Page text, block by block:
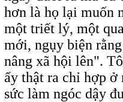
hơn là họ lại muốn
một triết lý, một
mới, ngụy biện
nâng xã hội lên".
ấy thật ra chỉ hợp
sức làm ngóc dậy